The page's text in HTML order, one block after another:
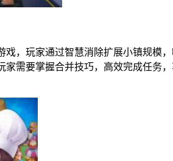
，玩家通过智慧消除扩展小镇规模
需要掌握合并技巧，高效完成任务